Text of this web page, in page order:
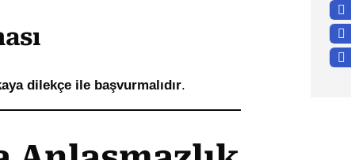
dilekçe ile başvurmalıdır.